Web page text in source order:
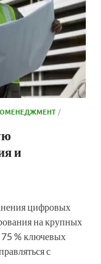
/
и
цифровых
на крупных
75 % ключевых
с